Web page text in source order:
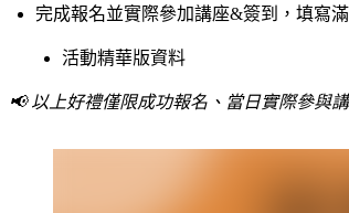
完成報名並實際參加講座&簽到，填寫
活動精華版資料
📢 以上好禮僅限成功報名、當日實際參與